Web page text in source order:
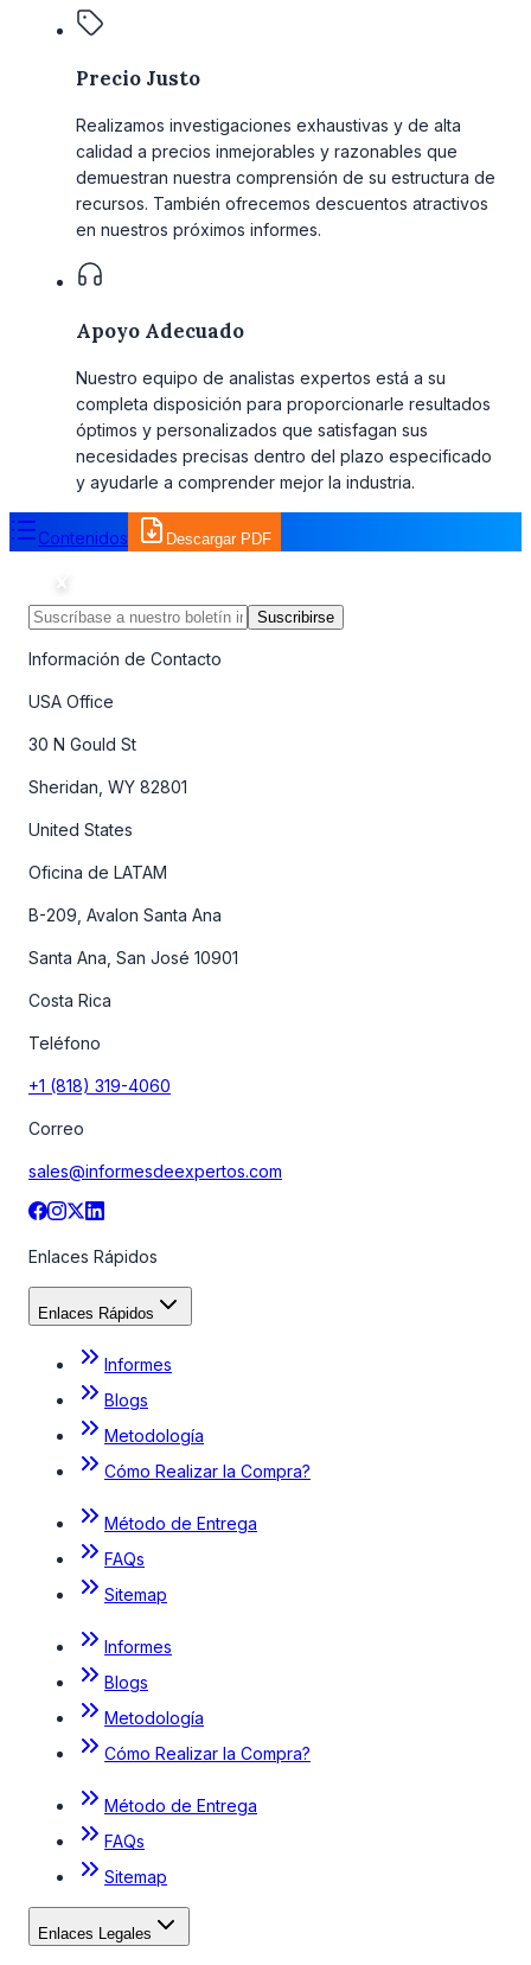
Precio Justo
Realizamos investigaciones exhaustivas y de alta
calidad a precios inmejorables y razonables que
demuestran nuestra comprensión de su estructura de
recursos. También ofrecemos descuentos atractivos
en nuestros próximos informes.
Apoyo Adecuado
Nuestro equipo de analistas expertos está a su
completa disposición para proporcionarle resultados
óptimos y personalizados que satisfagan sus
necesidades precisas dentro del plazo especificado
y ayudarle a comprender mejor la industria.
Contenidos Descargar PDF
Suscribirse
Información de Contacto
USA Office
30 N Gould St
Sheridan, WY 82801
United States
Oficina de LATAM
B-209, Avalon Santa Ana
Santa Ana, San José 10901
Costa Rica
Teléfono
+1 (818) 319-4060
Correo
sales@informesdeexpertos.com
Enlaces Rápidos
Enlaces Rápidos
Informes
Blogs
Metodología
Cómo Realizar la Compra?
Método de Entrega
FAQs
Sitemap
Informes
Blogs
Metodología
Cómo Realizar la Compra?
Método de Entrega
FAQs
Sitemap
Enlaces Legales